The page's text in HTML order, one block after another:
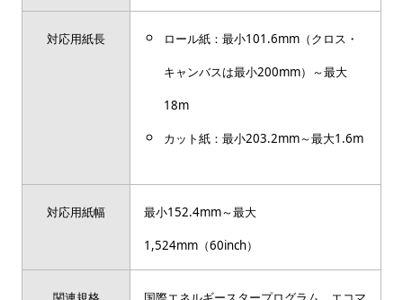
対応用紙長 ロール紙：最小101.6mm（クロス・
キャンバスは最小200mm）～最大
18m
カット紙：最小203.2mm～最大1.6m
対応用紙幅 最小152.4mm～最大
1,524mm（60inch）